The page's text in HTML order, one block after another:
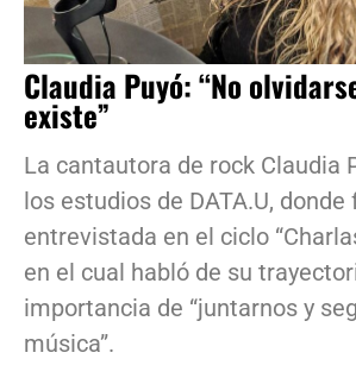
Claudia Puyó: “No
existe”
La cantautora de rock Claudia
los estudios de DATA.U, donde
entrevistada en el ciclo
en el cual habló de su
importancia de “juntarnos y
música”.